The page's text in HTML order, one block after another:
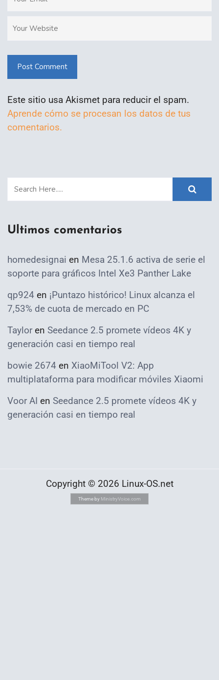
Post Comment
Este sitio usa Akismet para reducir el spam.
Aprende cómo se procesan los datos de tus
comentarios.
Ultimos comentarios
homedesignai en Mesa 25.1.6 activa de serie el
soporte para gráficos Intel Xe3 Panther Lake
qp924 en ¡Puntazo histórico! Linux alcanza el
7,53% de cuota de mercado en PC
Taylor en Seedance 2.5 promete vídeos 4K y
generación casi en tiempo real
bowie 2674 en XiaoMiTool V2: App
multiplataforma para modificar móviles Xiaomi
Voor AI en Seedance 2.5 promete vídeos 4K y
generación casi en tiempo real
Copyright © 2026 Linux-OS.net
Theme by MinistryVoice.com